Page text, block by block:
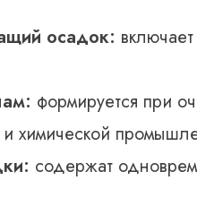
осадок:
формируется при
химической
содержат